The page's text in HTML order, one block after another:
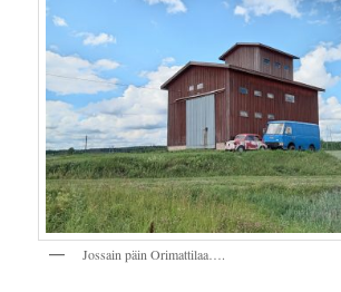
Jossain päin Orimattilaa….